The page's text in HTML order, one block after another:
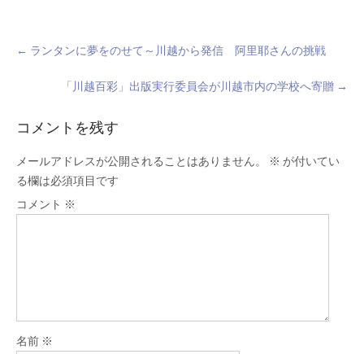
navigation
← ランタンに夢をのせて～川越から発信 阿里耶さんの挑戦
「川越百彩」出版実行委員会が川越市内の学校へ寄贈 →
コメントを残す
メールアドレスが公開されることはありません。 ※ が付いてい
る欄は必須項目です
コメント ※
名前 ※